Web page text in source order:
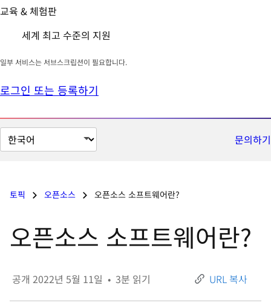
교육 & 체험판
세계 최고 수준의 지원
일부 서비스는 서브스크립션이 필요합니다.
로그인 또는 등록하기
페
이
어
문의하기
토픽 오픈소스 오픈소스 소프트웨어란?
오픈소스 소프트웨어란?
공개 2022년 5월 11일 • 3분 읽기 URL 복사